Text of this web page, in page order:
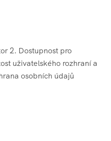
2. Dostupnost pro
uživatelského rozhraní a
osobních údajů